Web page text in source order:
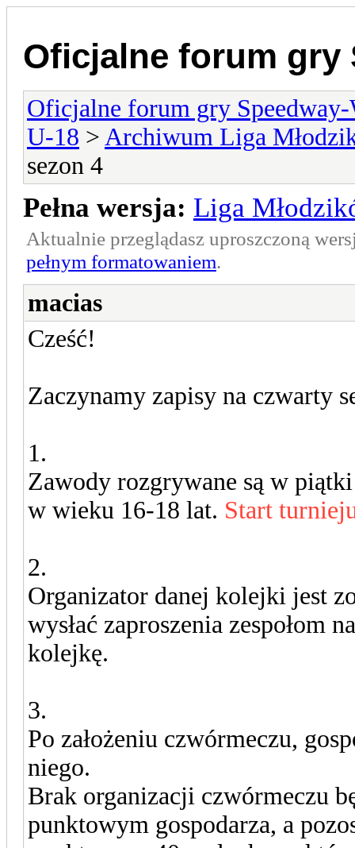
Oficjalne forum gry
Oficjalne forum gry
U-18 > Archiwum Liga
sezon 4
Pełna wersja: Liga
Aktualnie przeglądasz uproszczoną
pełnym formatowaniem.
macias
Cześć!
Zaczynamy zapisy na czwarty
1.
Zawody rozgrywane są w
w wieku 16-18 lat. Start
2.
Organizator danej kolejki jest
wysłać zaproszenia zespołom
kolejkę.
3.
Po założeniu czwórmeczu,
niego.
Brak organizacji czwórmeczu
punktowym gospodarza, a